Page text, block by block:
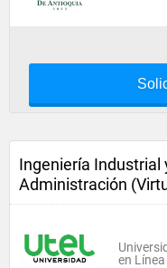
Ingeniería Industrial
Administración
en